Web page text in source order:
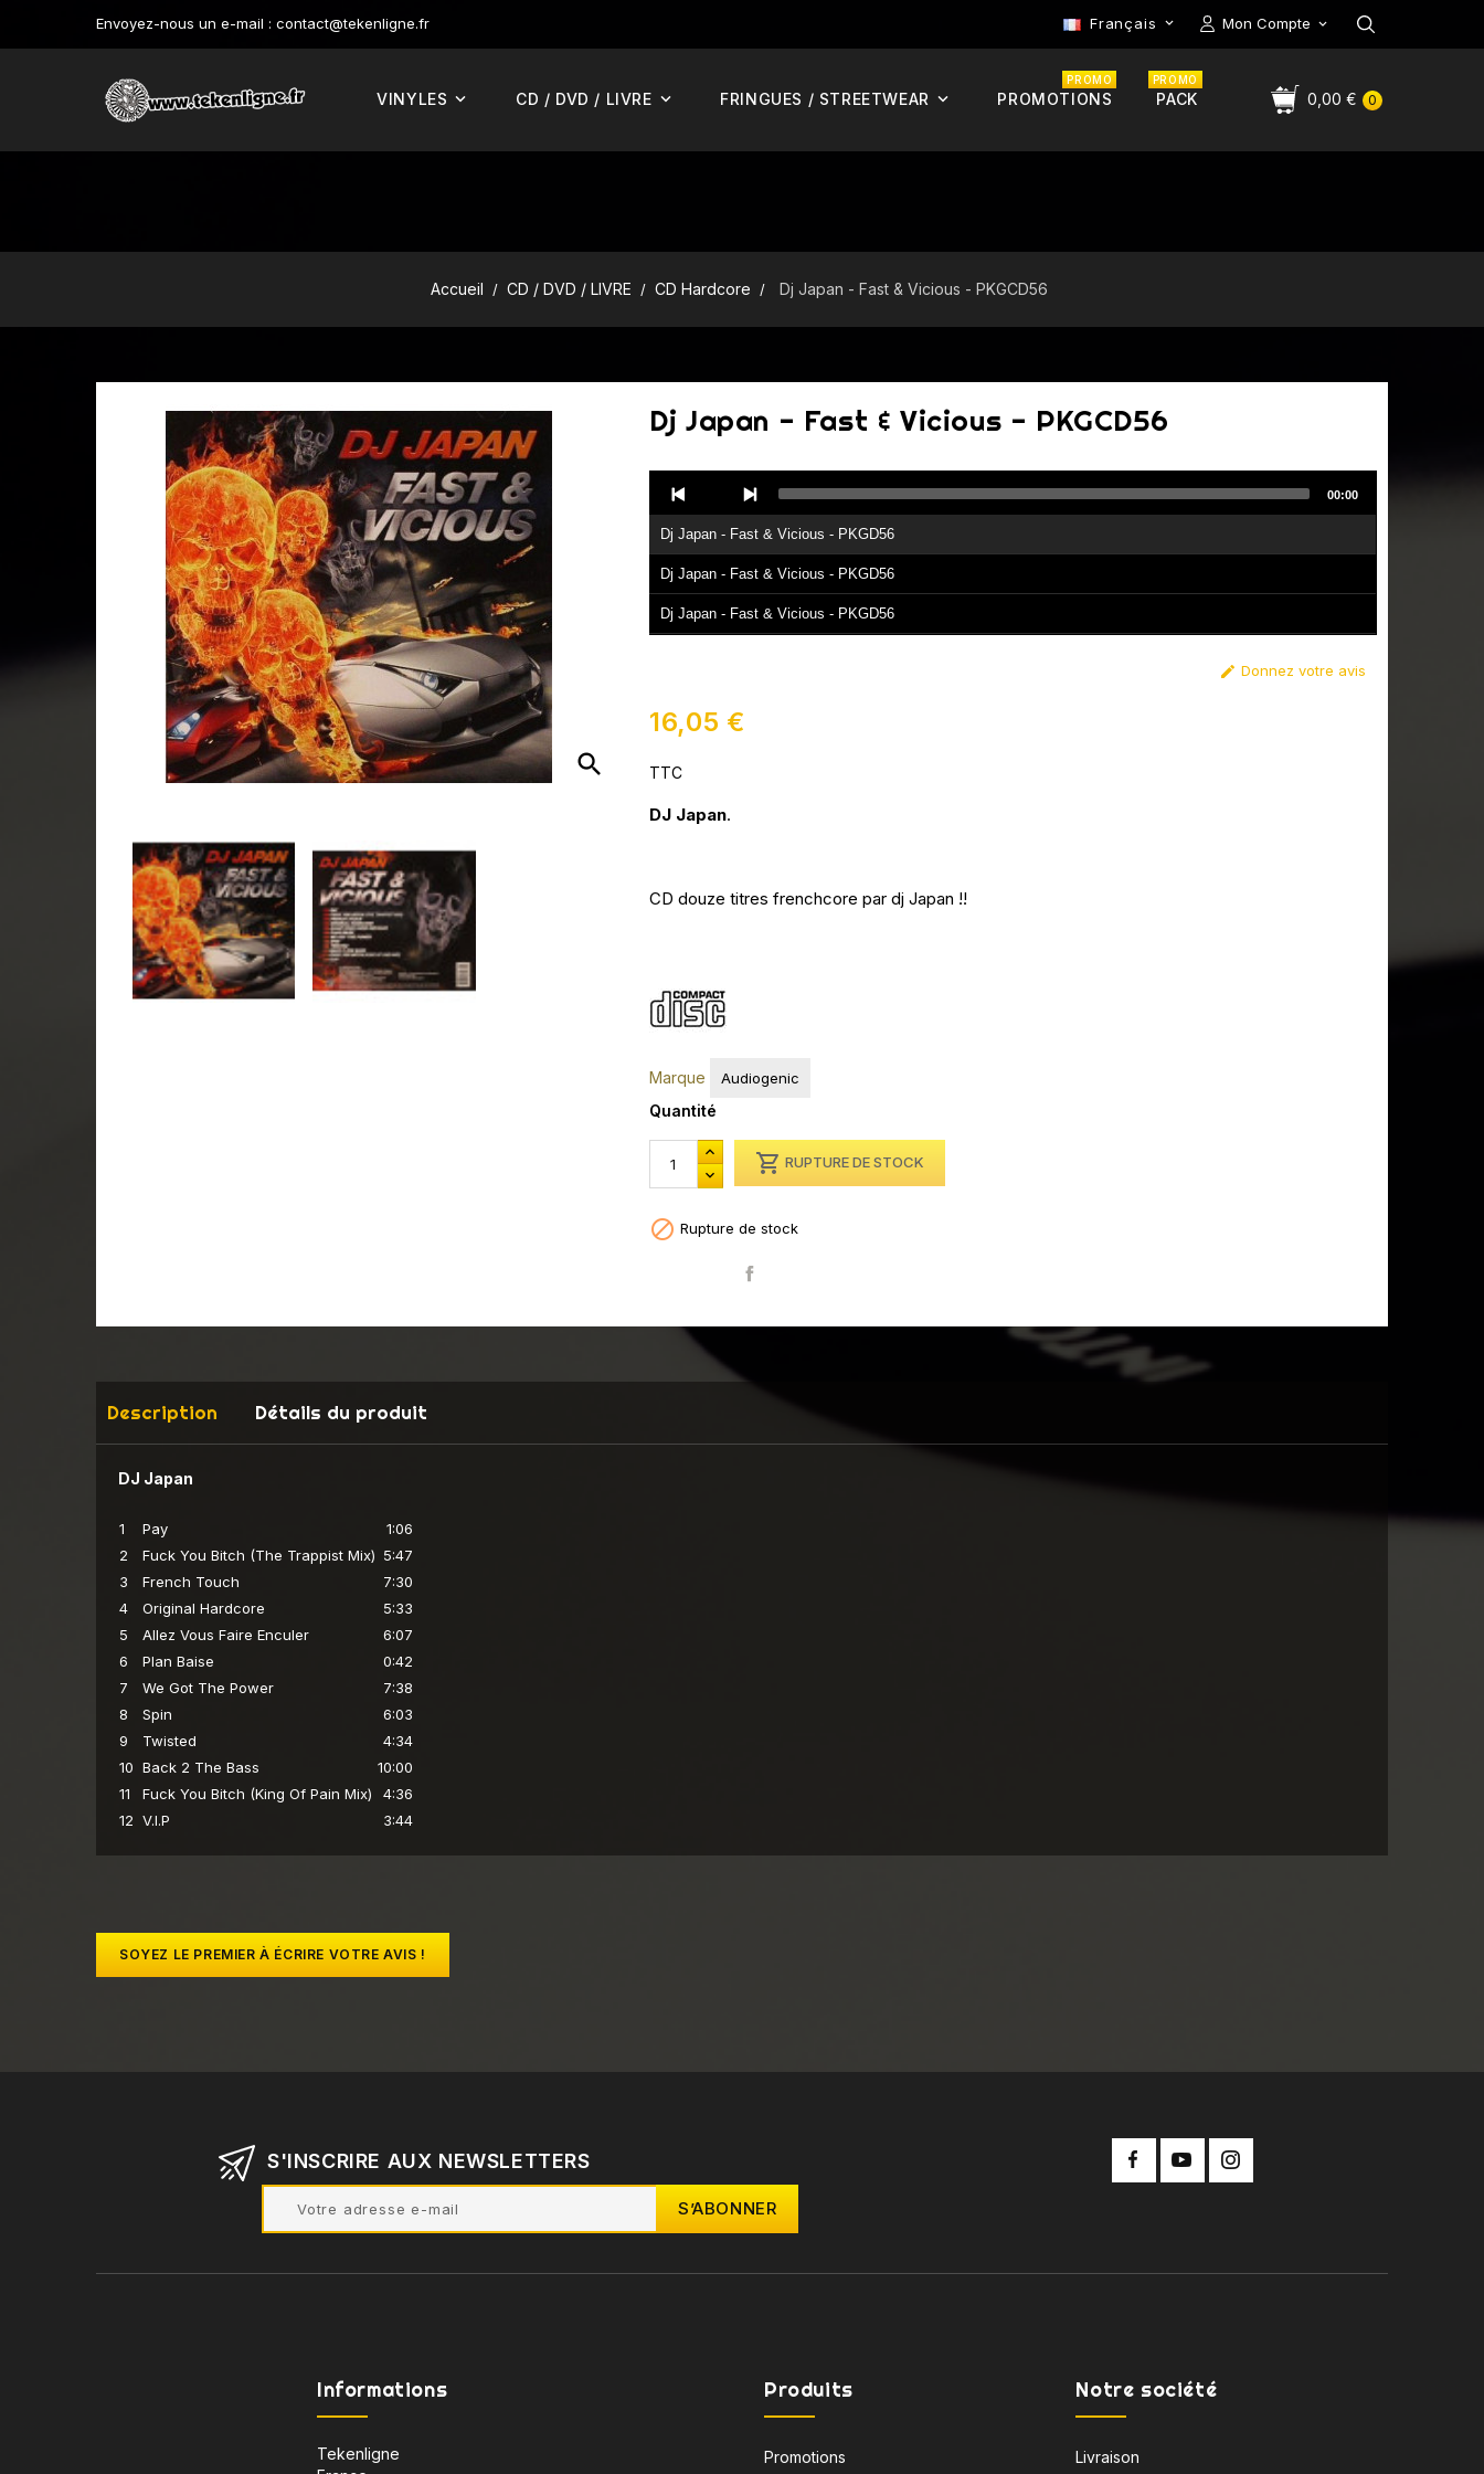
Envoyez-nous un e-mail : contact@tekenligne.fr Mon Compte
Français 
0
0,00 €
VINYLES CD / DVD / LIVRE FRINGUES / STREETWEAR PROMOTIONS
PROMO
PACK
PROMO
Accueil CD / DVD / LIVRE CD Hardcore Dj Japan - Fast & Vicious - PKGCD56
search
Dj Japan - Fast & Vicious - PKGCD56
Player
Dj Japan - Fast & Vicious - PKGD56
Dj Japan - Fast & Vicious - PKGD56
Dj Japan - Fast & Vicious - PKGD56
Dj Japan - Fast & Vicious - PKGD56
Dj Japan - Fast & Vicious - PKGD56
Dj Japan - Fast & Vicious - PKGD56
00:00
 Donnez votre avis
16,05 €
TTC
DJ Japan.
CD douze titres frenchcore par dj Japan !!
Marque Audiogenic
Quantité
 RUPTURE DE STOCK
 Rupture de stock
Description Détails du produit
DJ Japan
1 Pay
1:06
2
Fuck You Bitch (The Trappist Mix) 5:47
3
French Touch
7:30
4
Original Hardcore
5:33
5
Allez Vous Faire Enculer
6:07
6
Plan Baise
0:42
7
We Got The Power
7:38
8
Spin
6:03
9
Twisted
4:34
10 Back 2 The Bass
10:00
11
Fuck You Bitch (King Of Pain Mix)
4:36
12 V.I.P 3:44
SOYEZ LE PREMIER À ÉCRIRE VOTRE AVIS !
S'INSCRIRE AUX NEWSLETTERS
Informations
Tekenligne
Produits
Promotions
Notre société
Livraison